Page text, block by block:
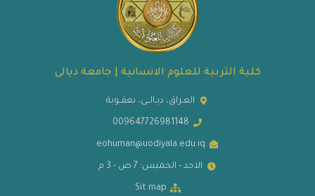
كلية التربية للعلوم الانسانية | جامعة ديالى
العـراق، ديـالــى، بعقــوبة
009647726981148
eohuman@uodiyala.edu.iq
الاحد - الخميس: 7 ص - 3 م
Sit map